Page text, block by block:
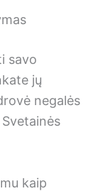
savo
jų
negalės
kaip